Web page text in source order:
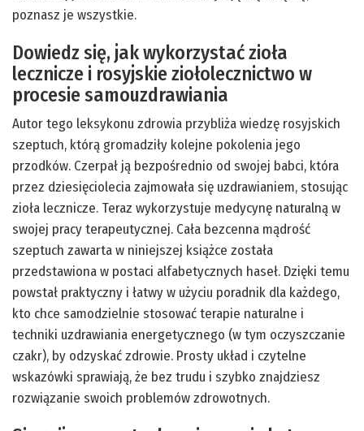
poznasz je wszystkie.
Dowiedz się, jak wykorzystać zioła
lecznicze i rosyjskie ziołolecznictwo w
procesie samouzdrawiania
Autor tego leksykonu zdrowia przybliża wiedzę rosyjskich
szeptuch, którą gromadziły kolejne pokolenia jego
przodków. Czerpał ją bezpośrednio od swojej babci, która
przez dziesięciolecia zajmowała się uzdrawianiem, stosując
zioła lecznicze. Teraz wykorzystuje medycynę naturalną w
swojej pracy terapeutycznej. Cała bezcenna mądrość
szeptuch zawarta w niniejszej książce została
przedstawiona w postaci alfabetycznych haseł. Dzięki temu
powstał praktyczny i łatwy w użyciu poradnik dla każdego,
kto chce samodzielnie stosować terapie naturalne i
techniki uzdrawiania energetycznego (w tym oczyszczanie
czakr), by odzyskać zdrowie. Prosty układ i czytelne
wskazówki sprawiają, że bez trudu i szybko znajdziesz
rozwiązanie swoich problemów zdrowotnych.